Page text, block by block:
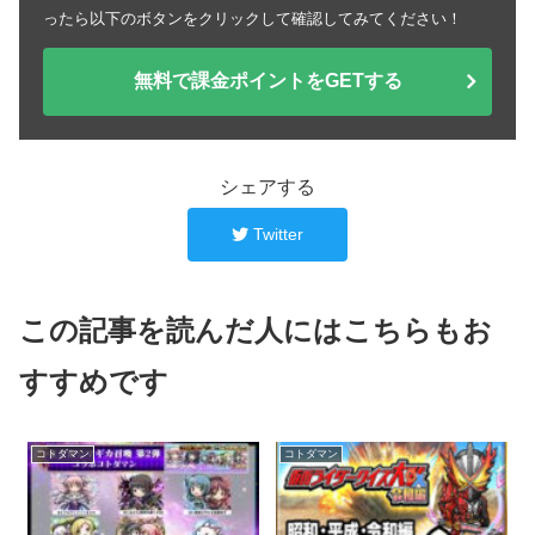
ったら以下のボタンをクリックして確認してみてください！
無料で課金ポイントをGETする
シェアする
Twitter
この記事を読んだ人にはこちらもお
すすめです
コトダマン コトダマン